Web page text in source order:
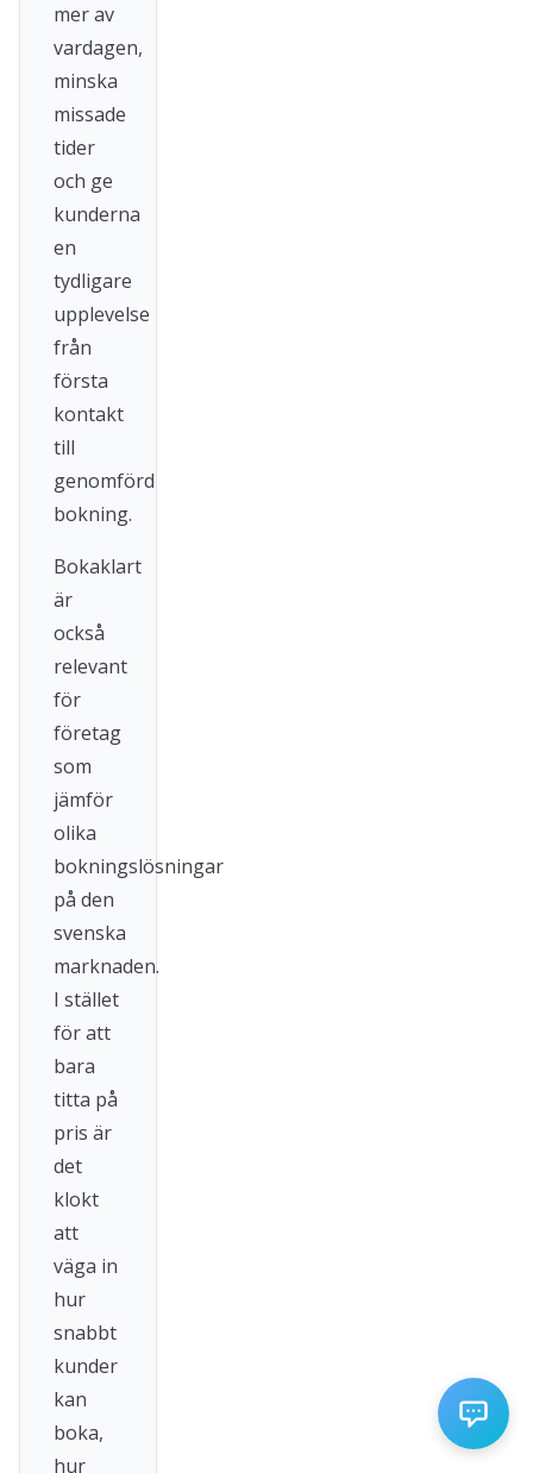
mer av
vardagen,
minska
missade
tider
och ge
kunderna
en
tydligare
upplevelse
från
första
kontakt
till
genomförd
bokning.
Bokaklart
är
också
relevant
för
företag
som
jämför
olika
bokningslösningar
på den
svenska
marknaden.
I stället
för att
bara
titta på
pris är
det
klokt
att
väga in
hur
snabbt
kunder
kan
boka,
hur